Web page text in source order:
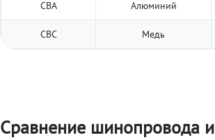
СВА Алюминий
СВС Медь
Сравнение шинопровода и